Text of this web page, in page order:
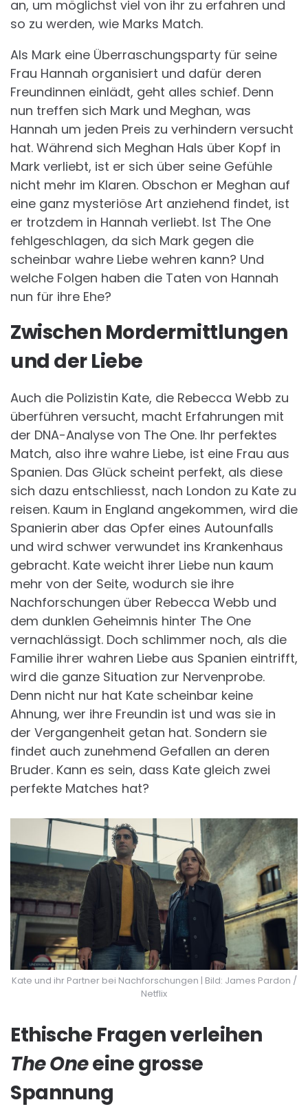
an, um möglichst viel von ihr zu erfahren und
so zu werden, wie Marks Match.
Als Mark eine Überraschungsparty für seine
Frau Hannah organisiert und dafür deren
Freundinnen einlädt, geht alles schief. Denn
nun treffen sich Mark und Meghan, was
Hannah um jeden Preis zu verhindern versucht
hat. Während sich Meghan Hals über Kopf in
Mark verliebt, ist er sich über seine Gefühle
nicht mehr im Klaren. Obschon er Meghan auf
eine ganz mysteriöse Art anziehend findet, ist
er trotzdem in Hannah verliebt. Ist The One
fehlgeschlagen, da sich Mark gegen die
scheinbar wahre Liebe wehren kann? Und
welche Folgen haben die Taten von Hannah
nun für ihre Ehe?
Zwischen Mordermittlungen
und der Liebe
Auch die Polizistin Kate, die Rebecca Webb zu
überführen versucht, macht Erfahrungen mit
der DNA-Analyse von The One. Ihr perfektes
Match, also ihre wahre Liebe, ist eine Frau aus
Spanien. Das Glück scheint perfekt, als diese
sich dazu entschliesst, nach London zu Kate zu
reisen. Kaum in England angekommen, wird die
Spanierin aber das Opfer eines Autounfalls
und wird schwer verwundet ins Krankenhaus
gebracht. Kate weicht ihrer Liebe nun kaum
mehr von der Seite, wodurch sie ihre
Nachforschungen über Rebecca Webb und
dem dunklen Geheimnis hinter The One
vernachlässigt. Doch schlimmer noch, als die
Familie ihrer wahren Liebe aus Spanien eintrifft,
wird die ganze Situation zur Nervenprobe.
Denn nicht nur hat Kate scheinbar keine
Ahnung, wer ihre Freundin ist und was sie in
der Vergangenheit getan hat. Sondern sie
findet auch zunehmend Gefallen an deren
Bruder. Kann es sein, dass Kate gleich zwei
perfekte Matches hat?
Kate und ihr Partner bei Nachforschungen | Bild: James Pardon /
Netflix
Ethische Fragen verleihen
The Oneeine grosse
Spannung